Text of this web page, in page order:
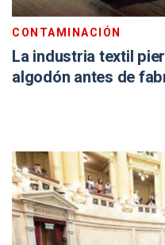
CONTAMINACIÓN
La industria textil
algodón antes de